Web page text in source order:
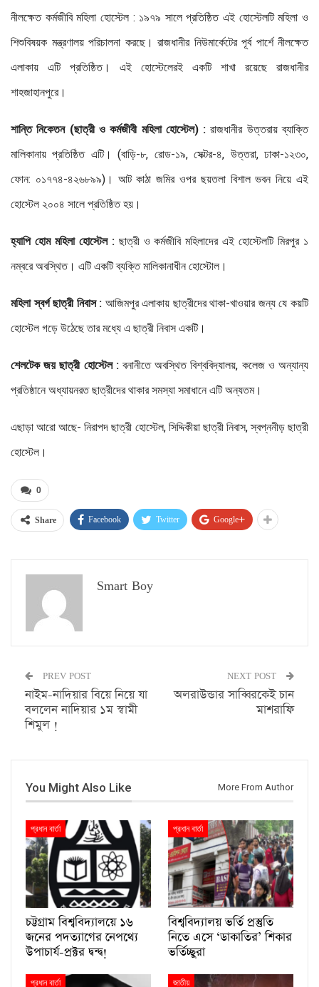
নীলক্ষেত কর্মজীবি মহিলা হোস্টেল : ১৯৭৯ সালে প্রতিষ্ঠিত এই হোস্টেলটি মহিলা ও
শিশুবিষয়ক মন্ত্রণালয় পরিচালনা করছে। রাজধানীর নিউমার্কেটের পূর্ব পার্শে নীলক্ষেত
এলাকায় এটি প্রতিষ্ঠিত। এই হোস্টেলেরই একটি শাখা রয়েছে রাজধানীর
শাহজাহানপুরে।
শান্তি নিকেতন (ছাত্রী ও কর্মজীবী মহিলা হোস্টেল) : রাজধানীর উত্তরায় ব্যাক্তি
মালিকানায় প্রতিষ্ঠিত এটি। (বাড়ি-৮, রোড-১৯, সেক্টর-৪, উত্তরা, ঢাকা-১২৩০,
ফোন: ০১৭৭৪-৪২৬৮৯৯)। আট কাঠা জমির ওপর ছয়তলা বিশাল ভবন নিয়ে এই
হোস্টেল ২০০৪ সালে প্রতিষ্ঠিত হয়।
হ্যাপি হোম মহিলা হোস্টেল :ছাত্রী ও কর্মজীবি মহিলাদের এই হোস্টেলটি মিরপুর ১
নম্বরে অবস্থিত। এটি একটি ব্যক্তি মালিকানাধীন হোস্টোল।
মহিলা স্বর্গ ছাত্রী নিবাস : আজিমপুর এলাকায় ছাত্রীদের থাকা-খাওয়ার জন্য যে কয়টি
হোস্টেল গড়ে উঠেছে তার মধ্যে এ ছাত্রী নিবাস একটি।
শেলটেক জয় ছাত্রী হোস্টেল :বনানীতে অবস্থিত বিশ্ববিদ্যালয়, কলেজ ও অন্যান্য
প্রতিষ্ঠানে অধ্যায়নরত ছাত্রীদের থাকার সমস্যা সমাধানে এটি অন্যতম।
এছাড়া আরো আছে- নিরাপদ ছাত্রী হোস্টেল, সিদ্দিকীয়া ছাত্রী নিবাস, স্বপ্ননীড় ছাত্রী
হোস্টেল।
0
Share Facebook Twitter Google+
Smart Boy
PREV POST
নাইম-নাদিয়ার বিয়ে নিয়ে যা
বললেন নাদিয়ার ১ম স্বামী
শিমুল !
NEXT POST
অলরাউন্ডার সাব্বিরকেই চান
মাশরাফি
You Might Also Like More From Author
প্রধান বার্তা
চট্টগ্রাম বিশ্ববিদ্যালয়ে ১৬
জনের পদত্যাগের নেপথ্যে
উপাচার্য-প্রক্টর দ্বন্দ্ব!
প্রধান বার্তা
বিশ্ববিদ্যালয় ভর্তি প্রস্তুতি
নিতে এসে ‘ডাকাতির’ শিকার
ভর্তিচ্ছুরা
প্রধান বার্তা জাতীয়